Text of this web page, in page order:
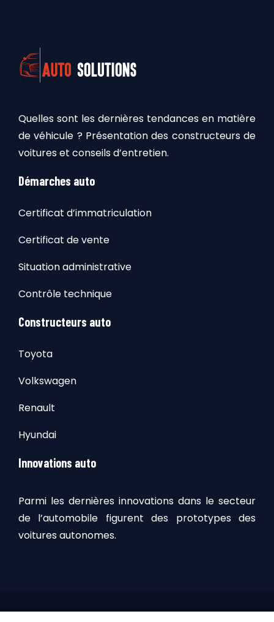
Quelles sont les dernières tendances en matière
de véhicule ? Présentation des constructeurs de
voitures et conseils d’entretien.
Démarches auto
Certificat d’immatriculation
Certificat de vente
Situation administrative
Contrôle technique
Constructeurs auto
Toyota
Volkswagen
Renault
Hyundai
Innovations auto
Parmi les dernières innovations dans le secteur
de l’automobile figurent des prototypes des
voitures autonomes.